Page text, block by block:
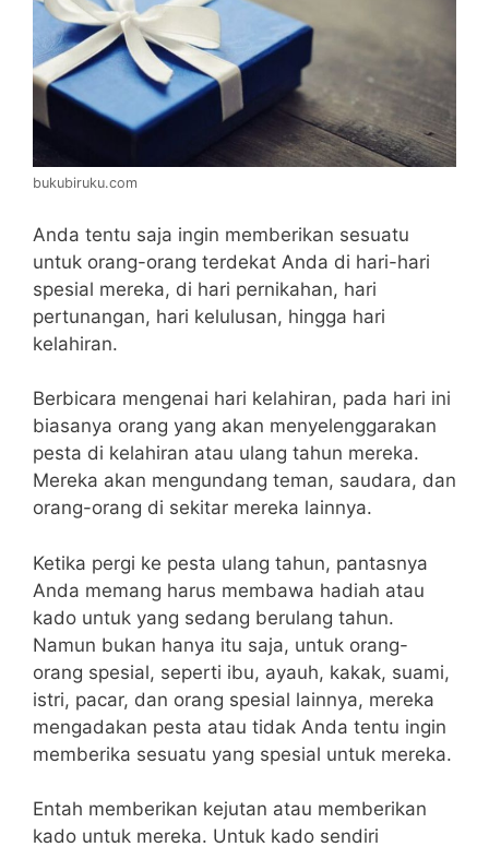
bukubiruku.com
Anda tentu saja ingin memberikan sesuatu
untuk orang-orang terdekat Anda di hari-hari
spesial mereka, di hari pernikahan, hari
pertunangan, hari kelulusan, hingga hari
kelahiran.
Berbicara mengenai hari kelahiran, pada hari ini
biasanya orang yang akan menyelenggarakan
pesta di kelahiran atau ulang tahun mereka.
Mereka akan mengundang teman, saudara, dan
orang-orang di sekitar mereka lainnya.
Ketika pergi ke pesta ulang tahun, pantasnya
Anda memang harus membawa hadiah atau
kado untuk yang sedang berulang tahun.
Namun bukan hanya itu saja, untuk orang-
orang spesial, seperti ibu, ayauh, kakak, suami,
istri, pacar, dan orang spesial lainnya, mereka
mengadakan pesta atau tidak Anda tentu ingin
memberika sesuatu yang spesial untuk mereka.
Entah memberikan kejutan atau memberikan
kado untuk mereka. Untuk kado sendiri